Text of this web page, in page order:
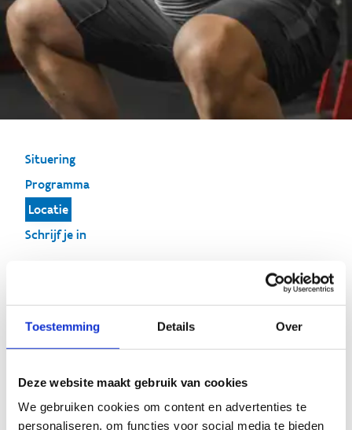
Toestemming Details Over
Deze website maakt gebruik van cookies
We gebruiken cookies om content en advertenties te
personaliseren, om functies voor social media te bieden
Situering
Programma
Locatie
Schrijf je in
Locatie
Etterbeek)
Deze masterclass zal plaatsvinden in gebouw I van de